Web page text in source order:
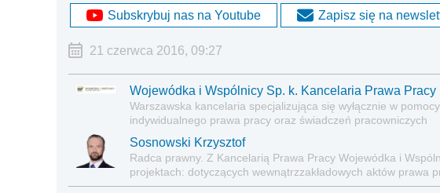
Subskrybuj nas na Youtube Zapisz się na
21 czerwca 2016, 09:27
Wojewódka i Wspólnicy Sp. k. Kancelaria Prawa Pracy
Warszawska kancelaria specjalizująca się wyłącznie w
indywidualnego prawa pracy oraz świadczeń pracowniczych
Sosnowski Krzysztof
Radca prawny. Z Kancelarią Prawa Pracy Wojewódka i
projektach: dotyczących wewnątrzzakładowych aktów prawa
porozumienia z organizacjami związkowymi), w obszarze